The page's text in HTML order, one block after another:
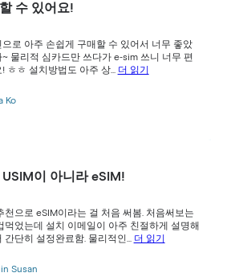
수 있어요!
으로 아주 손쉽게 구매할 수 있어서 너무 좋았
~ 물리적 심카드만 쓰다가 e-sim 쓰니 너무 편
ㅎㅎ 설치방법도 아주 상... 더 읽기
Ko
USIM이 아니라 eSIM!
천으로 eSIM이라는 걸 처음 써봄. 처음써보는
먹었는데 설치 이메일이 아주 친절하게 설명해
간단히 설정완료함. 물리적인... 더 읽기
Susan